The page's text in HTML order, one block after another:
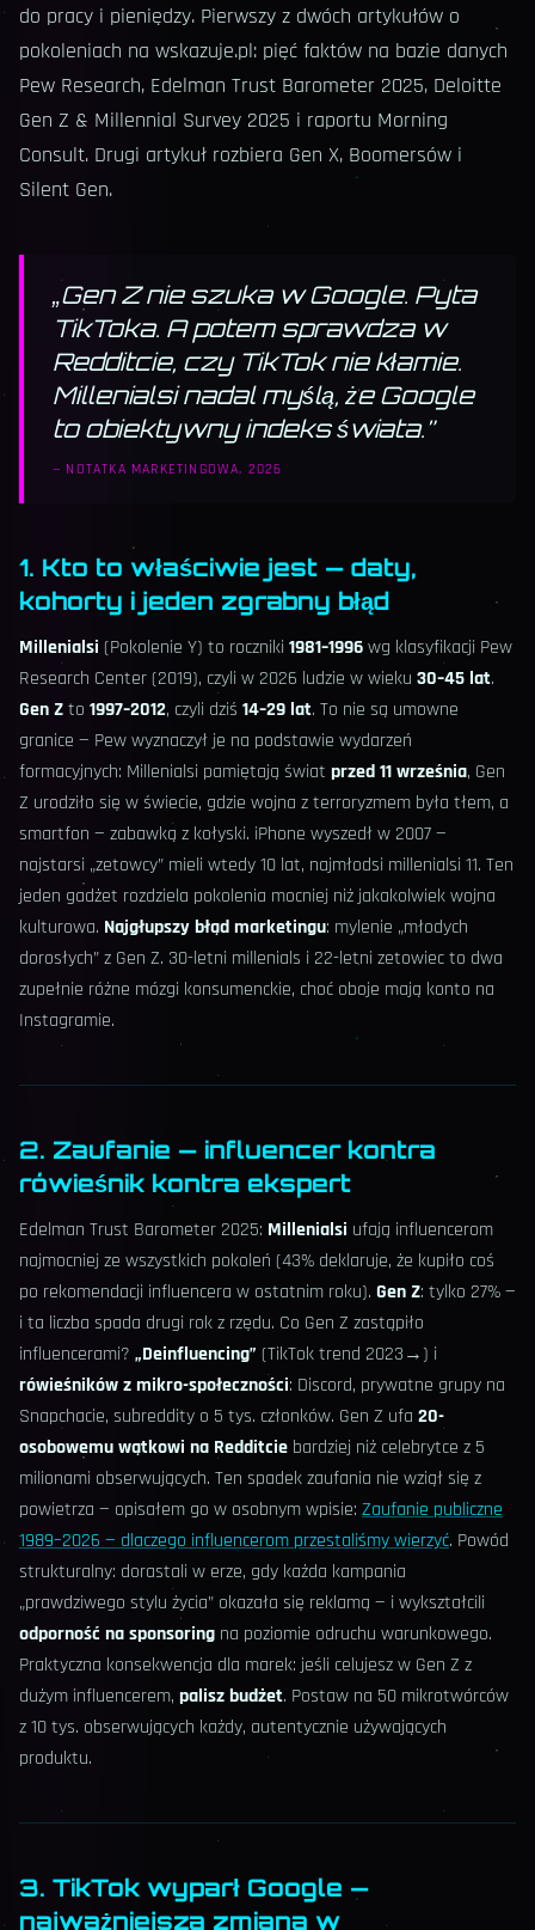
do pracy i pieniędzy. Pierwszy z dwóch artykułów o
pokoleniach na wskazuje.pl: pięć faktów na bazie danych
Pew Research, Edelman Trust Barometer 2025, Deloitte
Gen Z & Millennial Survey 2025 i raportu Morning
Consult. Drugi artykuł rozbiera Gen X, Boomersów i
Silent Gen.
„Gen Z nie szuka w Google. Pyta
TikToka. A potem sprawdza w
Redditcie, czy TikTok nie kłamie.
Millenialsi nadal myślą, że Google
to obiektywny indeks świata.”
— NOTATKA MARKETINGOWA, 2026
1. Kto to właściwie jest — daty,
kohorty i jeden zgrabny błąd
Millenialsi (Pokolenie Y) to roczniki 1981–1996wg klasyfikacji Pew
Research Center (2019), czyli w 2026 ludzie w wieku 30–45 lat.
Gen Zto 1997–2012, czyli dziś 14–29 lat. To nie są umowne
granice — Pew wyznaczył je na podstawie wydarzeń
formacyjnych: Millenialsi pamiętają świat przed 11 września, Gen
Z urodziło się w świecie, gdzie wojna z terroryzmem była tłem, a
smartfon — zabawką z kołyski. iPhone wyszedł w 2007 —
najstarsi „zetowcy” mieli wtedy 10 lat, najmłodsi millenialsi 11. Ten
jeden gadżet rozdziela pokolenia mocniej niż jakakolwiek wojna
kulturowa. Najgłupszy błąd marketingu: mylenie „młodych
dorosłych” z Gen Z. 30-letni millenials i 22-letni zetowiec to dwa
zupełnie różne mózgi konsumenckie, choć oboje mają konto na
Instagramie.
2. Zaufanie — influencer kontra
rówieśnik kontra ekspert
Edelman Trust Barometer 2025: Millenialsi ufają influencerom
najmocniej ze wszystkich pokoleń (43% deklaruje, że kupiło coś
po rekomendacji influencera w ostatnim roku). Gen Z: tylko 27% —
i ta liczba spada drugi rok z rzędu. Co Gen Z zastąpiło
influencerami? „Deinfluencing” (TikTok trend 2023→) i
rówieśników z mikro-społeczności: Discord, prywatne grupy na
Snapchacie, subreddity o 5 tys. członków. Gen Z ufa 20-
osobowemu wątkowi na Redditcie bardziej niż celebrytce z 5
milionami obserwujących. Ten spadek zaufania nie wziął się z
powietrza — opisałem go w osobnym wpisie: Zaufanie publiczne
1989–2026 — dlaczego influencerom przestaliśmy wierzyć. Powód
strukturalny: dorastali w erze, gdy każda kampania
„prawdziwego stylu życia” okazała się reklamą — i wykształcili
odporność na sponsoring na poziomie odruchu warunkowego.
Praktyczna konsekwencja dla marek: jeśli celujesz w Gen Z z
dużym influencerem, palisz budżet. Postaw na 50 mikrotwórców
z 10 tys. obserwujących każdy, autentycznie używających
produktu.
3. TikTok wyparł Google —
najważniejsza zmiana w